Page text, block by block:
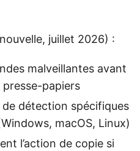
juillet 2026) :
malveillantes avant
presse-papiers
détection spécifiques
macOS, Linux)
l’action de copie si